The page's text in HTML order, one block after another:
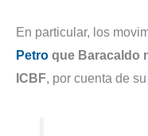
En particular, los
Petro que Baracaldo
ICBF, por cuenta de